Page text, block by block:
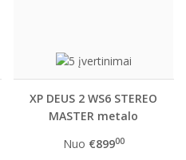
XP DEUS 2 WS6 STEREO
MASTER metalo
pasirinkta rite
Nuo €89900